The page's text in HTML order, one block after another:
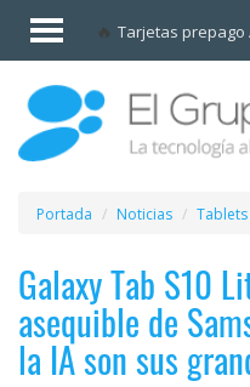
Tarjetas prepago
Invitado
Iniciar
sesión /
Registrarse
Esenciales
Móviles
Ofertas
Apps
Portada Noticias Tablets
Galaxy Tab S10
asequible de
la IA son sus